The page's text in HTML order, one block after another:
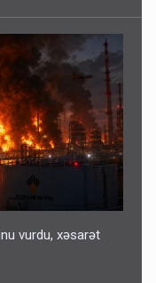
vurdu, xəsarət